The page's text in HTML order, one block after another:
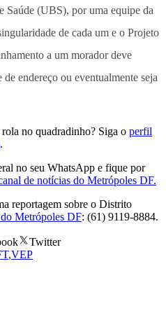
Saúde (UBS), por uma equipe da
de cada um e o Projeto
a um morador deve
endereço ou eventualmente seja
no quadradinho? Siga o perfil
.
no seu WhatsApp e fique por
de notícias do Metrópoles DF.
reportagem sobre o Distrito
Metrópoles DF: (61) 9119-8884.
Twitter
,VEP